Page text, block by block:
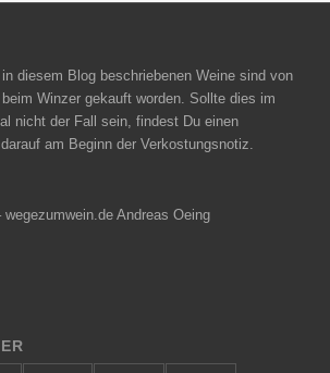
diesem Blog beschriebenen Weine sind von
Winzer gekauft worden. Sollte dies im
nicht der Fall sein, findest Du einen
am Beginn der Verkostungsnotiz.
Andreas Oeing